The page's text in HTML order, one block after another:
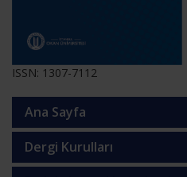
ISSN: 1307-7112
Ana Sayfa
Dergi Kurulları